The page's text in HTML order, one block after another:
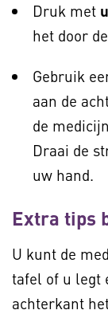
Druk met
het door
Gebruik
aan de
de
Draai de
uw hand.
Extra tips
U kunt de
tafel of u legt
achterkant